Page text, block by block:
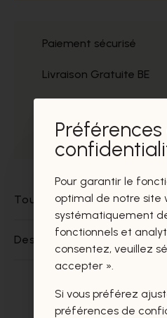
Paiement sécurisé
Livraison Gratuite BE
Prélèvement gratuit
Tout sur ce produit
Des questions sur ce
Ces produits
Pour garantir le
optimal de notre site
systématiquement
fonctionnels et
consentez, veuillez
accepter ».
Si vous préférez
préférences de